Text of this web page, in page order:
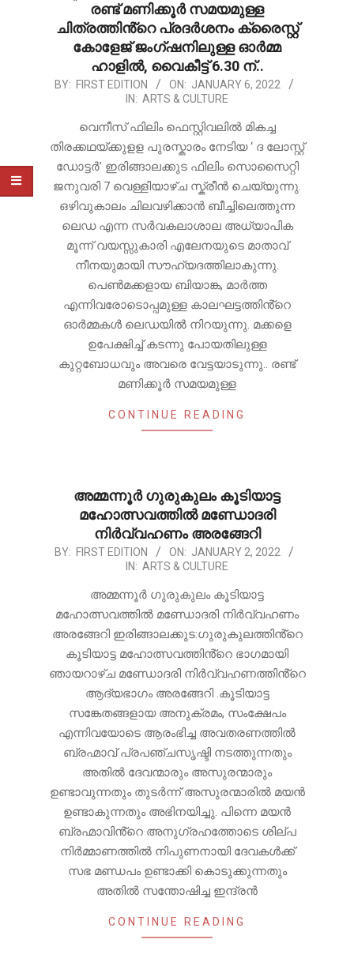
രണ്ട് മണിക്കൂർ സമയമുള്ള
ചിത്രത്തിൻ്റെ പ്രദർശനം ക്രൈസ്റ്റ്
കോളേജ് ജംഗ്ഷനിലുള്ള ഓർമ്മ
ഹാളിൽ, വൈകീട്ട് 6.30 ന്..
2022-
BY: FIRST EDITION ON: JANUARY 6, 2022
IN: ARTS & CULTURE
വെനീസ് ഫിലിം ഫെസ്റ്റിവലിൽ മികച്ച
തിരക്കഥയ്ക്കുളള പുരസ്കാരം നേടിയ ‘ ദ ലോസ്റ്റ്
ഡോട്ടർ’ ഇരിങ്ങാലക്കുട ഫിലിം സൊസൈറ്റി
ജനുവരി 7 വെള്ളിയാഴ്ച സ്ക്രീൻ ചെയ്യുന്നു.
ഒഴിവുകാലം ചിലവഴിക്കാൻ ബീച്ചിലെത്തുന്ന
ലെഡ എന്ന സർവകലാശാല അധ്യാപിക
മൂന്ന് വയസ്സുകാരി എലേനയുടെ മാതാവ്
നീനയുമായി സൗഹ്യദത്തിലാകുന്നു.
പെൺമക്കളായ ബിയാങ്ക, മാർത്ത
എന്നിവരോടൊപ്പമുള്ള കാലഘട്ടത്തിൻ്റെ
ഓർമ്മകൾ ലെഡയിൽ നിറയുന്നു. മക്കളെ
ഉപേക്ഷിച്ച് കടന്നു പോയതിലുള്ള
കുറ്റബോധവും അവരെ വേട്ടയാടുന്നു.. രണ്ട്
മണിക്കൂർ സമയമുള്ള
CONTINUE READING
അമ്മന്നൂർ ഗുരുകുലം കൂടിയാട്ട
മഹോത്സവത്തിൽ മണ്ഡോദരി
നിർവ്വഹണം അരങ്ങേറി
2022-
BY: FIRST EDITION ON: JANUARY 2, 2022
IN: ARTS & CULTURE
അമ്മന്നൂർ ഗുരുകുലം കൂടിയാട്ട
മഹോത്സവത്തിൽ മണ്ഡോദരി നിർവ്വഹണം
അരങ്ങേറി ഇരിങ്ങാലക്കുട:ഗുരുകുലത്തിൻ്റെ
കൂടിയാട്ട മഹോത്സവത്തിൻ്റെ ഭാഗമായി
ഞായറാഴ്ച മണ്ഡോദരി നിർവ്വഹണത്തിൻ്റെ
ആദ്യഭാഗം അരങ്ങേറി .കൂടിയാട്ട
സങ്കേതങ്ങളായ അനുക്രമം, സംക്ഷേപം
എന്നിവയോടെ ആരംഭിച്ച അവതരണത്തിൽ
ബ്രഹ്മാവ് പ്രപഞ്ചസൃഷ്ടി നടത്തുന്നതും
അതിൽ ദേവന്മാരും അസുരന്മാരും
ഉണ്ടാവുന്നതും തുടർന്ന് അസുരന്മാരിൽ മയൻ
ഉണ്ടാകുന്നതും അഭിനയിച്ചു. പിന്നെ മയൻ
ബ്രഹ്മാവിൻ്റെ അനുഗ്രഹത്തോടെ ശില്പ
നിർമ്മാണത്തിൽ നിപുണനായി ദേവകൾക്ക്
സഭ മണ്ഡപം ഉണ്ടാക്കി കൊടുക്കുന്നതും
അതിൽ സന്തോഷിച്ച ഇന്ദ്രൻ
CONTINUE READING